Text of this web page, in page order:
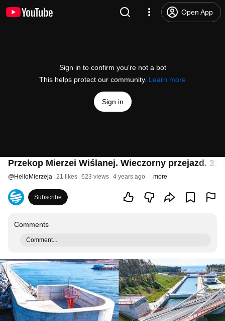
Open App
Sign in to confirm you’re not a bot
This helps protect our community. Learn more
Sign in
Przekop Mierzei Wiślanej. Wieczorny przejazd. 31
@HelloMierzeja 21 likes 623 views 4 years ago more
Subscribe
Comments
Comment...